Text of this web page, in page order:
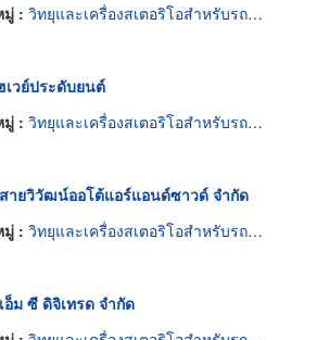
มู่ : วิทยุและเครื่องสเตอริโอสำหรับรถยนต์
เวย์ประดับยนต์
มู่ : วิทยุและเครื่องสเตอริโอสำหรับรถยนต์
ายวิวัฒน์ออโต้แอร์แอนด์ซาวด์ จำกัด
มู่ : วิทยุและเครื่องสเตอริโอสำหรับรถยนต์
อ็ม ซี ดิจิเทรด จำกัด